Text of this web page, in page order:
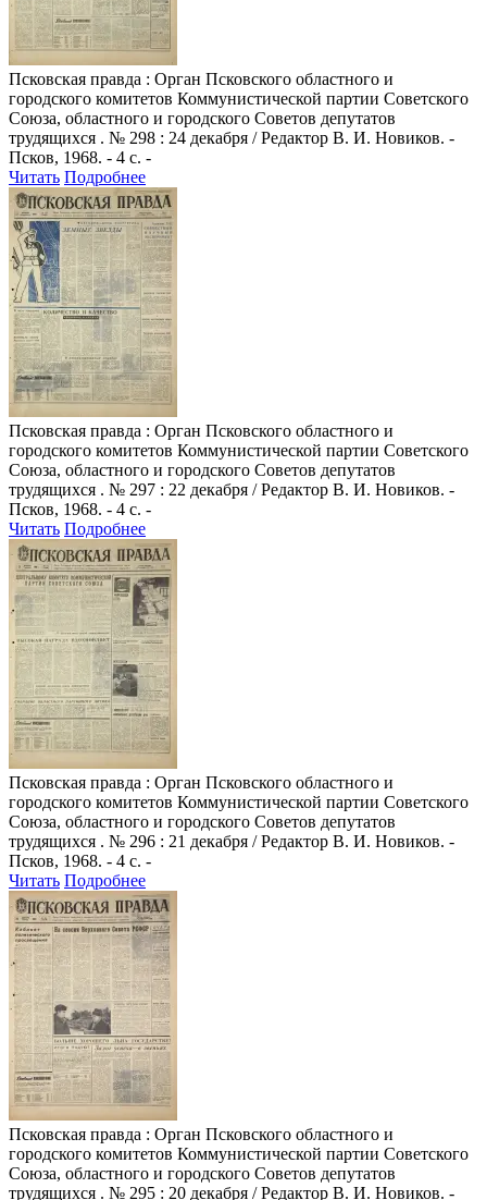
Псковская правда : Орган Псковского областного и
городского комитетов Коммунистической партии Советского
Союза, областного и городского Советов депутатов
трудящихся . № 298 : 24 декабря / Редактор В. И. Новиков. -
Псков, 1968. - 4 с. -
Читать Подробнее
Псковская правда : Орган Псковского областного и
городского комитетов Коммунистической партии Советского
Союза, областного и городского Советов депутатов
трудящихся . № 297 : 22 декабря / Редактор В. И. Новиков. -
Псков, 1968. - 4 с. -
Читать Подробнее
Псковская правда : Орган Псковского областного и
городского комитетов Коммунистической партии Советского
Союза, областного и городского Советов депутатов
трудящихся . № 296 : 21 декабря / Редактор В. И. Новиков. -
Псков, 1968. - 4 с. -
Читать Подробнее
Псковская правда : Орган Псковского областного и
городского комитетов Коммунистической партии Советского
Союза, областного и городского Советов депутатов
трудящихся . № 295 : 20 декабря / Редактор В. И. Новиков. -